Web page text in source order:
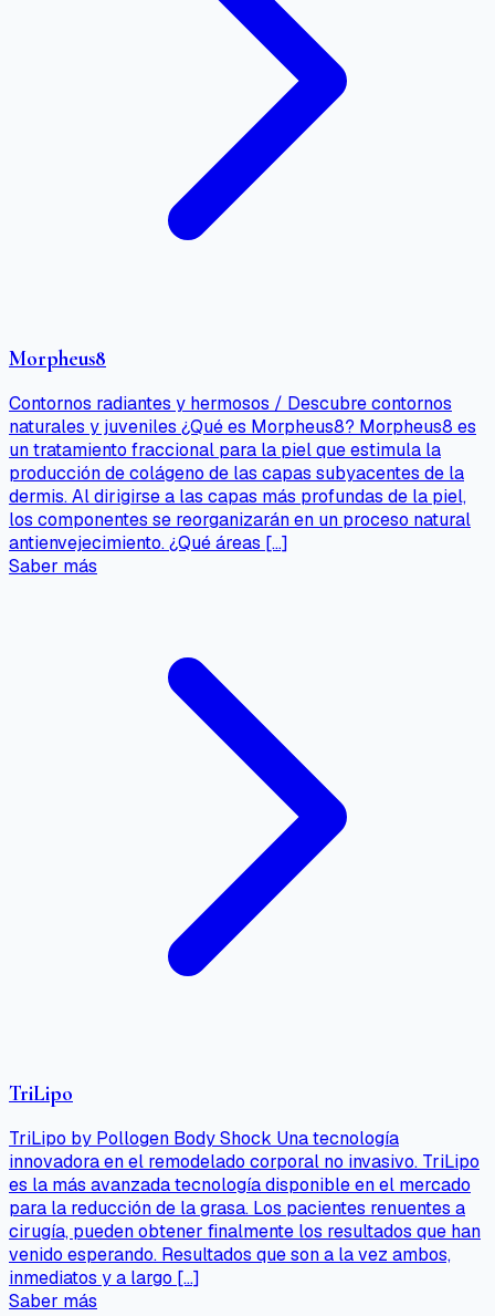
Morpheus8
Contornos radiantes y hermosos / Descubre contornos
naturales y juveniles ¿Qué es Morpheus8? Morpheus8 es
un tratamiento fraccional para la piel que estimula la
producción de colágeno de las capas subyacentes de la
dermis. Al dirigirse a las capas más profundas de la piel,
los componentes se reorganizarán en un proceso natural
antienvejecimiento. ¿Qué áreas […]
Saber más
TriLipo
TriLipo by Pollogen Body Shock Una tecnología
innovadora en el remodelado corporal no invasivo. TriLipo
es la más avanzada tecnología disponible en el mercado
para la reducción de la grasa. Los pacientes renuentes a
cirugía, pueden obtener finalmente los resultados que han
venido esperando. Resultados que son a la vez ambos,
inmediatos y a largo […]
Saber más